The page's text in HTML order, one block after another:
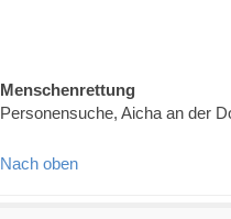
Menschenrettung
Personensuche, Aicha an der
Nach oben